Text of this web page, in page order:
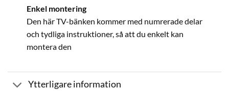
Enkel montering
Den här TV-bänken kommer med numrerade delar
och tydliga instruktioner, så att du enkelt kan
montera den
Ytterligare information